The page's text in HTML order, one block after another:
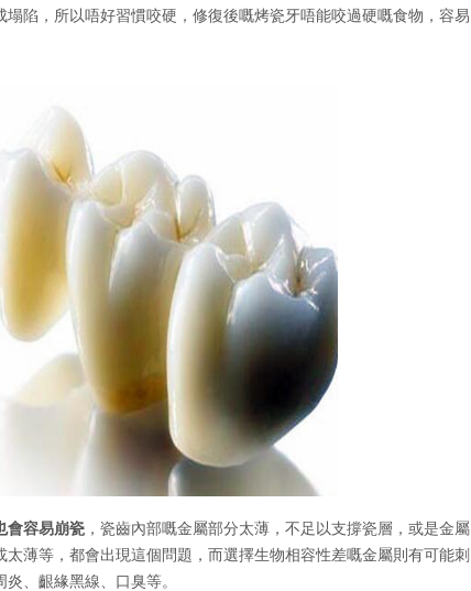
塌陷，所以唔好習慣咬硬，修復後嘅烤瓷牙唔能咬過硬嘅食物，容易
會容易崩瓷 ，瓷齒內部嘅金屬部分太薄，不足以支撐瓷層，或是金屬
薄等，都會出現這個問題，而選擇生物相容性差嘅金屬則有可能刺
、齦緣黑線、口臭等。